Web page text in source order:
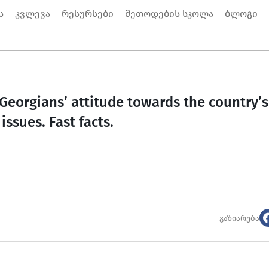
კვლევა რესურსები მეთოდების სკოლა ბლოგი
attitude towards the country’s
Fast facts.
გაზიარება